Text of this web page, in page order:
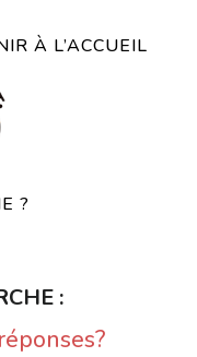
À L’ACCUEIL
?
: